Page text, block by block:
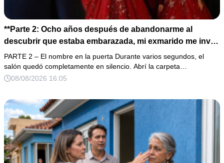
**Parte 2: Ocho años después de abandonarme al
descubrir que estaba embarazada, mi exmarido me invitó
a la cena de Navidad convencido de que podría burlarse
de la mujer a la que creía una fracasada y sin hijos. Lo
que jamás imaginó fue que esa noche sería él quien
PARTE 2 – El nombre en la puerta Durante varios segundos, el
salón quedó completamente en silencio. Abrí la carpeta…
08/08/2026 16:05